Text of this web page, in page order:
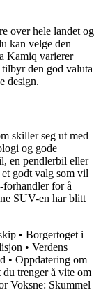
over hele landet og
kan velge den
Kamiq varierer
tilbyr den god valuta
design.
skiller seg ut med
og gode
en pendlerbil eller
godt valg som vil
for å
SUV-en har blitt
• Borgertoget i
• Verdens
• Oppdatering om
trenger å vite om
Voksne: Skummel